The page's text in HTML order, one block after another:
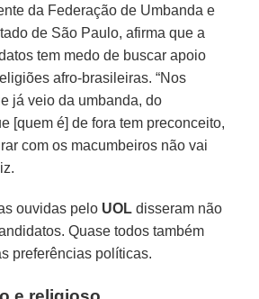
da Federação de Umbanda e
de São Paulo, afirma que a
tem medo de buscar apoio
afro-brasileiras. “Nos
já veio da umbanda, do
[quem é] de fora tem preconceito,
com os macumbeiros não vai
ouvidas pelo UOL disseram não
Quase todos também
preferências políticas.